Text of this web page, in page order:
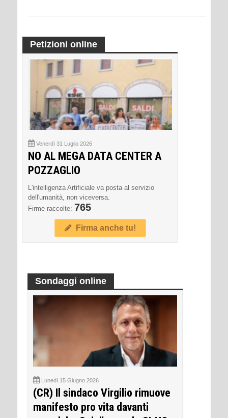
Petizioni online
Venerdì 31 Luglio 2026
NO AL MEGA DATA CENTER A
POZZAGLIO
L'intelligenza Artificiale va posta al servizio
dell'umanità, non viceversa.
Firme raccolte: 765
Firma anche tu!
Sondaggi online
Lunedì 15 Giugno 2026
(CR) Il sindaco Virgilio rimuove
manifesto pro vita davanti